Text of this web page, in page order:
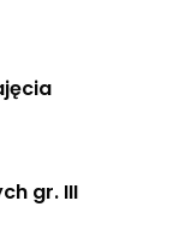
gr. III